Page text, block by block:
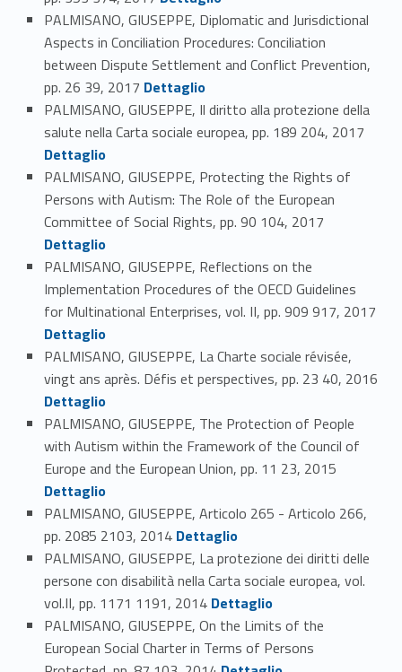
PALMISANO, GIUSEPPE, Diplomatic and Jurisdictional
Aspects in Conciliation Procedures: Conciliation
between Dispute Settlement and Conflict Prevention,
pp. 26 39, 2017 Link identifier #identifier_person_26172-58
Dettaglio
PALMISANO, GIUSEPPE, Il diritto alla protezione della
salute nella Carta sociale europea, pp. 189 204, 2017
Dettaglio
PALMISANO, GIUSEPPE, Protecting the Rights of
Persons with Autism: The Role of the European
Committee of Social Rights, pp. 90 104, 2017
Dettaglio
PALMISANO, GIUSEPPE, Reflections on the
Implementation Procedures of the OECD Guidelines
for Multinational Enterprises, vol. II, pp. 909 917, 2017
Link identifier #identifier_person_60477-61
Dettaglio
PALMISANO, GIUSEPPE, La Charte sociale révisée,
vingt ans après. Défis et perspectives, pp. 23 40, 2016
Link identifier #identifier_person_190348-62
Dettaglio
PALMISANO, GIUSEPPE, The Protection of People
with Autism within the Framework of the Council of
Europe and the European Union, pp. 11 23, 2015
Dettaglio
PALMISANO, GIUSEPPE, Articolo 265 - Articolo 266,
pp. 2085 2103, 2014 Link identifier #identifier_person_127598-64
Dettaglio
PALMISANO, GIUSEPPE, La protezione dei diritti delle
persone con disabilità nella Carta sociale europea, vol.
vol.II, pp. 1171 1191, 2014 Link identifier #identifier_person_18527-65
Dettaglio
PALMISANO, GIUSEPPE, On the Limits of the
European Social Charter in Terms of Persons
Link identifier #identifier_person_92407-66